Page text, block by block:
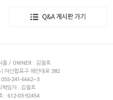
품 / OWNER : 김철호
마산합포구 해안대로 382
055-241-6662~3
책임자 : 김철호
: 612-03-92454